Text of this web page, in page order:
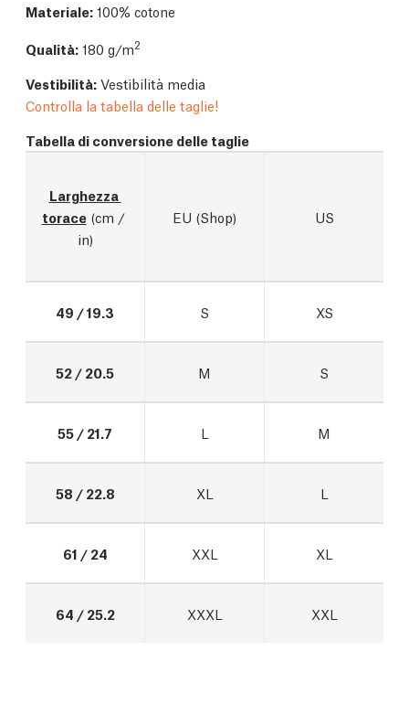
Materiale: 100% cotone
Qualità: 180 g/m2
Vestibilità: Vestibilità media
Controlla la tabella delle taglie!
Tabella di conversione delle taglie
Larghezza
torace (cm /
in)
EU (Shop) US
49 / 19.3 S XS
52 / 20.5 M S
55 / 21.7 L M
58 / 22.8 XL L
61 / 24 XXL XL
64 / 25.2 XXXL XXL